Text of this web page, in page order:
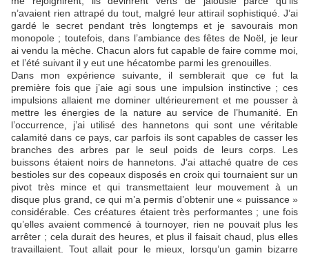
n’avaient rien attrapé du tout, malgré leur attirail sophistiqué. J’ai
gardé le secret pendant très longtemps et je savourais mon
monopole ; toutefois, dans l’ambiance des fêtes de Noël, je leur
ai vendu la mèche. Chacun alors fut capable de faire comme moi,
et l’été suivant il y eut une hécatombe parmi les grenouilles.
Dans mon expérience suivante, il semblerait que ce fut la
première fois que j’aie agi sous une impulsion instinctive ; ces
impulsions allaient me dominer ultérieurement et me pousser à
mettre les énergies de la nature au service de l’humanité. En
l’occurrence, j’ai utilisé des hannetons qui sont une véritable
calamité dans ce pays, car parfois ils sont capables de casser les
branches des arbres par le seul poids de leurs corps. Les
buissons étaient noirs de hannetons. J’ai attaché quatre de ces
bestioles sur des copeaux disposés en croix qui tournaient sur un
pivot très mince et qui transmettaient leur mouvement à un
disque plus grand, ce qui m’a permis d’obtenir une « puissance »
considérable. Ces créatures étaient très performantes ; une fois
qu’elles avaient commencé à tournoyer, rien ne pouvait plus les
arrêter ; cela durait des heures, et plus il faisait chaud, plus elles
travaillaient. Tout allait pour le mieux, lorsqu’un gamin bizarre